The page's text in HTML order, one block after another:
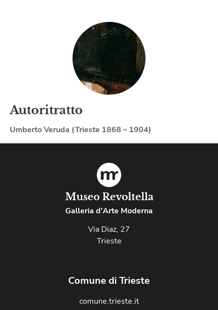
Autoritratto
Umberto Veruda (Trieste 1868 – 1904)
Museo Revoltella
Galleria d'Arte Moderna
Via Diaz, 27
Trieste
Comune di Trieste
comune.trieste.it